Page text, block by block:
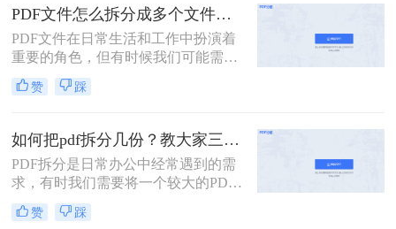
PDF文件怎么拆分成多个文件？看看这三种拆分方法！
PDF文件在日常生活和工作中扮演着
重要的角色，但有时候我们可能需要
将一个较大的PDF文件拆分成多个小
文件，以便更好地管理和使用。那么
面将介绍三种实用的方法，帮助你轻
松实现PDF文件的拆分。
赞 踩
如何把pdf拆分几份？教大家三种方法！
PDF拆分是日常办公中经常遇到的需
求，有时我们需要将一个较大的PDF
文件拆分成多个小文件，以便于分
享、存档或编辑。那么如何把pdf拆分
赞 踩